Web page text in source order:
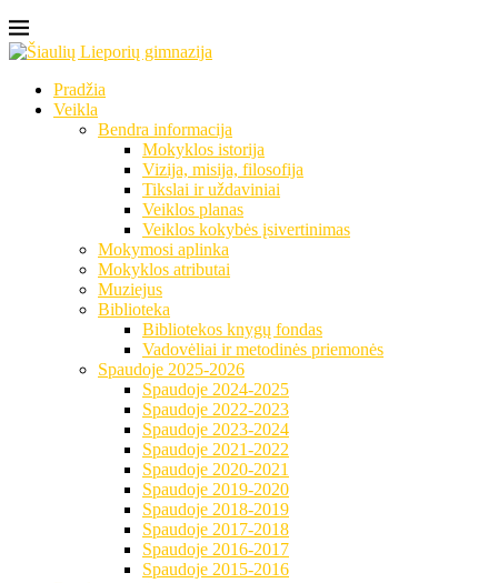
Pradžia
Veikla
Bendra informacija
Mokyklos istorija
Vizija, misija, filosofija
Tikslai ir uždaviniai
Veiklos planas
Veiklos kokybės įsivertinimas
Mokymosi aplinka
Mokyklos atributai
Muziejus
Biblioteka
Bibliotekos knygų fondas
Vadovėliai ir metodinės priemonės
Spaudoje 2025-2026
Spaudoje 2024-2025
Spaudoje 2022-2023
Spaudoje 2023-2024
Spaudoje 2021-2022
Spaudoje 2020-2021
Spaudoje 2019-2020
Spaudoje 2018-2019
Spaudoje 2017-2018
Spaudoje 2016-2017
Spaudoje 2015-2016